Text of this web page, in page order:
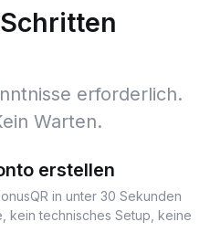
erforderlich.
Warten.
erstellen
in unter 30 Sekunden
kein technisches Setup, keine